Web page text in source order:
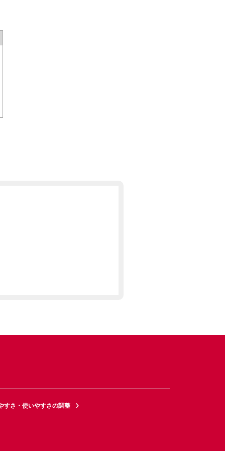
すさ・使いやすさの調整